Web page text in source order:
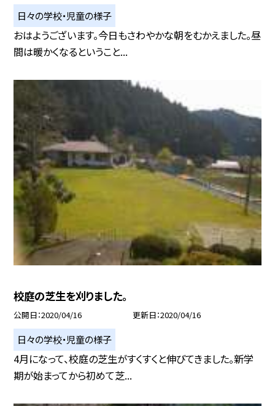
日々の学校・児童の様子
おはようございます。今日もさわやかな朝をむかえました。昼
間は暖かくなるということ...
校庭の芝生を刈りました。
公開日 2020/04/16 更新日 2020/04/16
日々の学校・児童の様子
4月になって、校庭の芝生がすくすくと伸びてきました。新学
期が始まってから初めて芝...